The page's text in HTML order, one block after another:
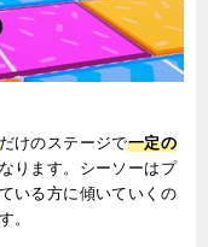
けのステージで一定の
ります。シーソーはプ
いる方に傾いていくの
。